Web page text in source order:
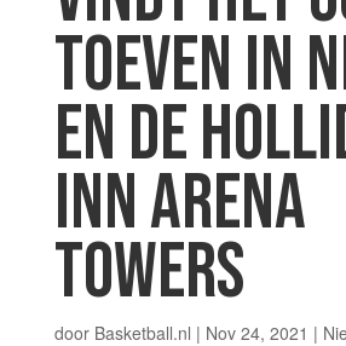
TOEVEN IN
EN DE
INN ARENA
TOWERS
door Basketball.nl | Nov 24, 2021 |